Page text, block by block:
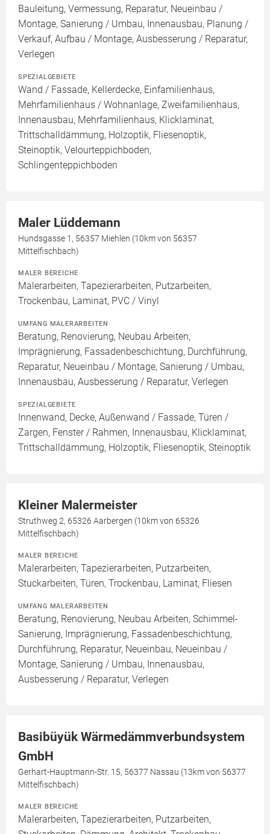
Bauleitung, Vermessung, Reparatur, Neueinbau /
Montage, Sanierung / Umbau, Innenausbau, Planung /
Verkauf, Aufbau / Montage, Ausbesserung / Reparatur,
Verlegen
SPEZIALGEBIETE
Wand / Fassade, Kellerdecke, Einfamilienhaus,
Mehrfamilienhaus / Wohnanlage, Zweifamilienhaus,
Innenausbau, Mehrfamilienhaus, Klicklaminat,
Trittschalldämmung, Holzoptik, Fliesenoptik,
Steinoptik, Velourteppichboden,
Schlingenteppichboden
Maler Lüddemann
Hundsgasse 1, 56357 Miehlen (10km von 56357
Mittelfischbach)
MALER BEREICHE
Malerarbeiten, Tapezierarbeiten, Putzarbeiten,
Trockenbau, Laminat, PVC / Vinyl
UMFANG MALERARBEITEN
Beratung, Renovierung, Neubau Arbeiten,
Imprägnierung, Fassadenbeschichtung, Durchführung,
Reparatur, Neueinbau / Montage, Sanierung / Umbau,
Innenausbau, Ausbesserung / Reparatur, Verlegen
SPEZIALGEBIETE
Innenwand, Decke, Außenwand / Fassade, Türen /
Zargen, Fenster / Rahmen, Innenausbau, Klicklaminat,
Trittschalldämmung, Holzoptik, Fliesenoptik, Steinoptik
Kleiner Malermeister
Struthweg 2, 65326 Aarbergen (10km von 65326
Mittelfischbach)
MALER BEREICHE
Malerarbeiten, Tapezierarbeiten, Putzarbeiten,
Stuckarbeiten, Türen, Trockenbau, Laminat, Fliesen
UMFANG MALERARBEITEN
Beratung, Renovierung, Neubau Arbeiten, Schimmel-
Sanierung, Imprägnierung, Fassadenbeschichtung,
Durchführung, Reparatur, Neueinbau, Neueinbau /
Montage, Sanierung / Umbau, Innenausbau,
Ausbesserung / Reparatur, Verlegen
Basibüyük Wärmedämmverbundsystem
GmbH
Gerhart-Hauptmann-Str. 15, 56377 Nassau (13km von 56377
Mittelfischbach)
MALER BEREICHE
Malerarbeiten, Tapezierarbeiten, Putzarbeiten,